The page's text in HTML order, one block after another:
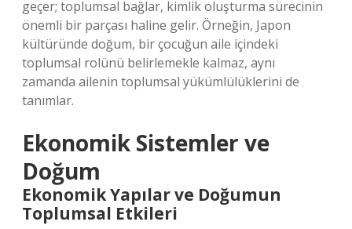
geçer; toplumsal bağlar, kimlik oluşturma sürecinin
önemli bir parçası haline gelir. Örneğin, Japon
kültüründe doğum, bir çocuğun aile içindeki
toplumsal rolünü belirlemekle kalmaz, aynı
zamanda ailenin toplumsal yükümlülüklerini de
tanımlar.
Ekonomik Sistemler ve
Doğum
Ekonomik Yapılar ve Doğumun
Toplumsal Etkileri